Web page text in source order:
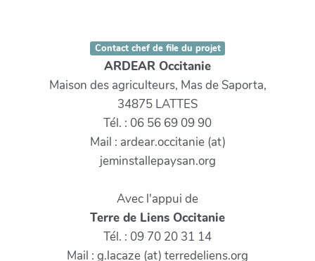
Contact chef de file du projet
ARDEAR Occitanie
Maison des agriculteurs, Mas de Saporta,
34875 LATTES
Tél. : 06 56 69 09 90
Mail : ardear.occitanie (at)
jeminstallepaysan.org
Avec l'appui de
Terre de Liens Occitanie
Tél. : 09 70 20 31 14
Mail : g.lacaze (at) terredeliens.org